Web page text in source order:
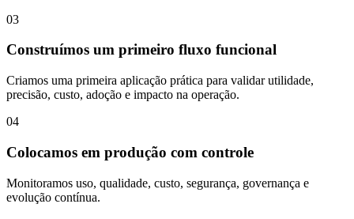
03
Construímos um primeiro fluxo funcional
Criamos uma primeira aplicação prática para validar utilidade,
precisão, custo, adoção e impacto na operação.
04
Colocamos em produção com controle
Monitoramos uso, qualidade, custo, segurança, governança e
evolução contínua.